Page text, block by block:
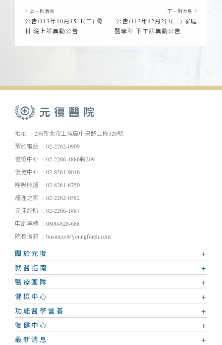
上一則消息
公告/113年10月15日(二) 骨
科 晚上診異動公告
下一則消息
公告/113年12月2日(一) 家庭
醫學科 下午診異動公告
地址
236新北市土城區中央路二段320號
預約電話
02-2262-0909
健檢中心
02-2266-1886轉209
復健中心
02-8261-9016
呼吸照護
02-8261-6750
護理之家
02-2262-0582
元佳診所
02-2266-1887
申訴專線
0800-828-688
院長信箱
business@youngforeh.com
關於元復
就醫指南
醫療團隊
健檢中心
功能醫學營養
復健中心
最新消息